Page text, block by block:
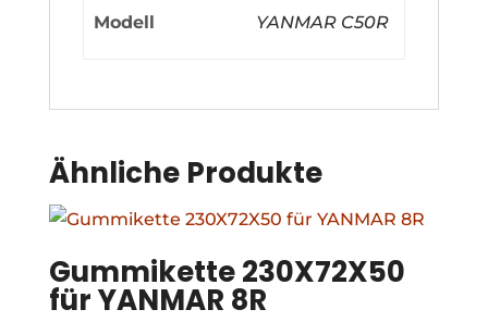
Modell YANMAR C50R
Ähnliche Produkte
Gummikette 230X72X50
für YANMAR 8R